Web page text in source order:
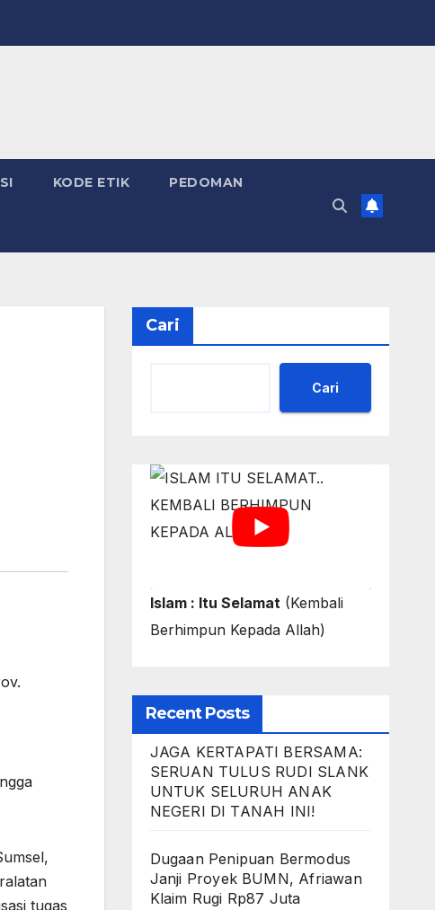
KODE ETIK PEDOMAN
tugas
Cari
Cari
Islam : Itu Selamat(Kembali
Berhimpun Kepada Allah)
Recent Posts
JAGA KERTAPATI BERSAMA:
SERUAN TULUS RUDI SLANK
UNTUK SELURUH ANAK
NEGERI DI TANAH INI!
Dugaan Penipuan Bermodus
Janji Proyek BUMN, Afriawan
Klaim Rugi Rp87 Juta